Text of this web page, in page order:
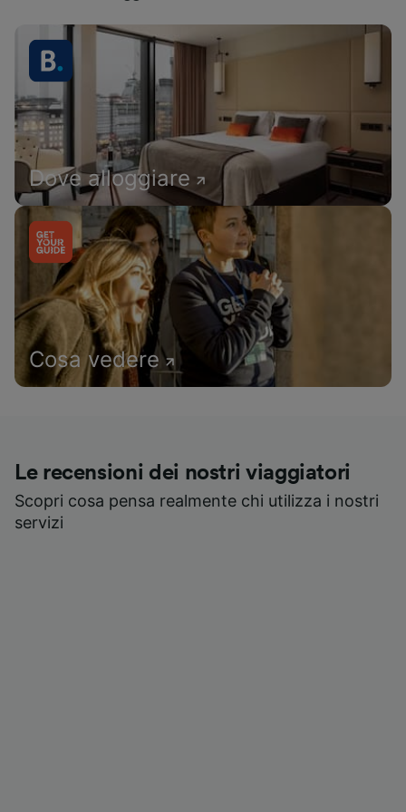
Dove alloggiare
Cosa vedere
Le recensioni dei nostri viaggiatori
Scopri cosa pensa realmente chi utilizza i nostri
servizi